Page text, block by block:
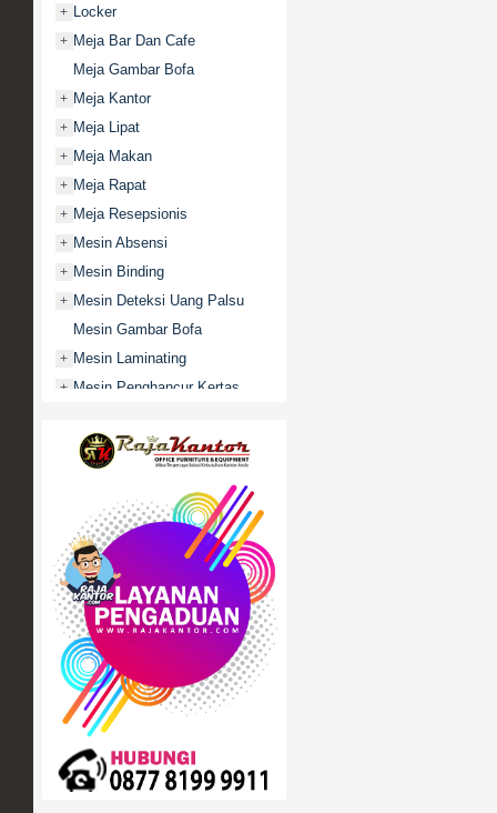
+ Locker
+ Meja Bar Dan Cafe
Meja Gambar Bofa
+ Meja Kantor
+ Meja Lipat
+ Meja Makan
+ Meja Rapat
+ Meja Resepsionis
+ Mesin Absensi
+ Mesin Binding
+ Mesin Deteksi Uang Palsu
Mesin Gambar Bofa
+ Mesin Laminating
+ Mesin Penghancur Kertas
Mobile File / Roll O Pack
Movitex
Paper Cutter
Partisi Kantor
Promo
+ Rak Serbaguna
+ Ranjang Besi
+ Sofa Kantor
+ Springbed
White Board / Papan Tulis